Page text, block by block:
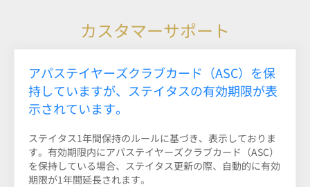
カスタマーサポート
アパステイヤーズクラブカード（ASC）を保
持していますが、ステイタスの有効期限が表
示されています。
ステイタス1年間保持のルールに基づき、表示しておりま
す。有効期限内にアパステイヤーズクラブカード（ASC）
を保持している場合、ステイタス更新の際、自動的に有効
期限が1年間延長されます。